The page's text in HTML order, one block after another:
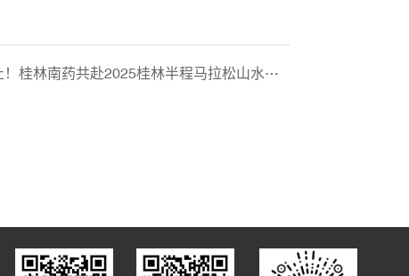
桂林南药共赴2025桂林半程马拉松山水之约